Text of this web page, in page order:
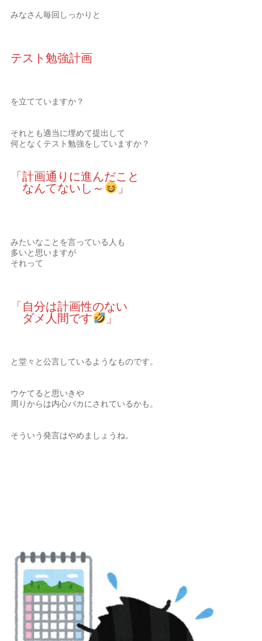
みなさん毎回しっかりと
テスト勉強計画
を立てていますか？
それとも適当に埋めて提出して
何となくテスト勉強をしていますか？
「計画通りに進んだこと
なんてないし～
」
みたいなことを言っている人も
多いと思いますが
それって
「自分は計画性のない
ダメ人間です
」
と堂々と公言しているようなものです。
ウケてると思いきや
周りからは内心バカにされているかも。
そういう発言はやめましょうね。